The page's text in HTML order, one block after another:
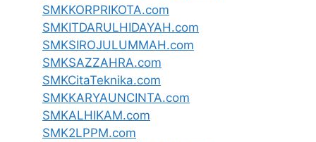
SMKKORPRIKOTA.com
SMKITDARULHIDAYAH.com
SMKSIROJULUMMAH.com
SMKSAZZAHRA.com
SMKCitaTeknika.com
SMKKARYAUNCINTA.com
SMKALHIKAM.com
SMK2LPPM.com